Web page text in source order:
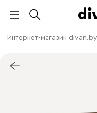
Интернет-магазин divan.by